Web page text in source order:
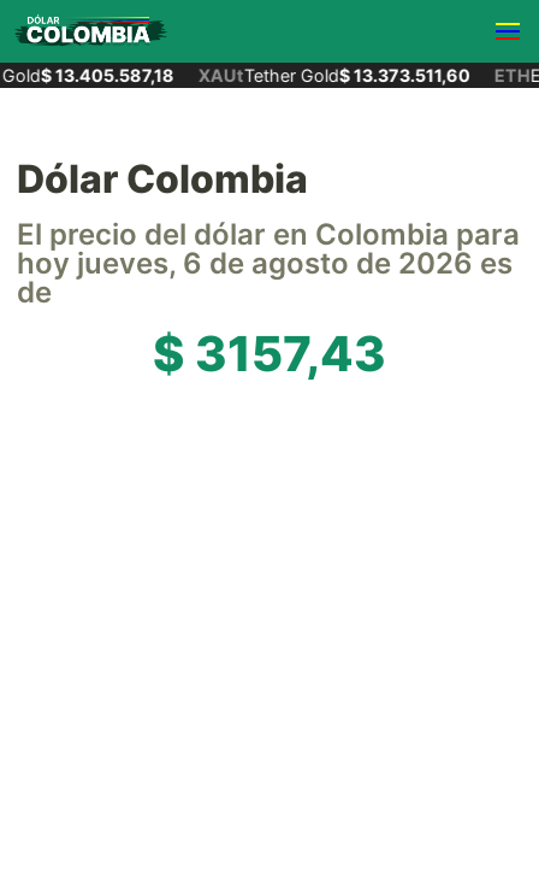
$ 13.405.587,18 XAUtTether Gold$ 13.373.511,60 ETH
Dólar Colombia
El precio del dólar en Colombia para
hoy jueves, 6 de agosto de 2026 es
de
$ 3157,43